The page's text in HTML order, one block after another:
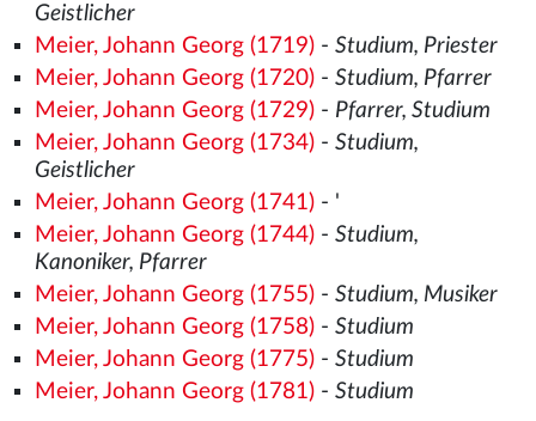
Geistlicher
Meier, Johann Georg (1719)- Studium, Priester
Meier, Johann Georg (1720)- Studium, Pfarrer
Meier, Johann Georg (1729)- Pfarrer, Studium
Meier, Johann Georg (1734)- Studium,
Geistlicher
Meier, Johann Georg (1741)- '
Meier, Johann Georg (1744)- Studium,
Kanoniker, Pfarrer
Meier, Johann Georg (1755)- Studium, Musiker
Meier, Johann Georg (1758)- Studium
Meier, Johann Georg (1775)- Studium
Meier, Johann Georg (1781)- Studium